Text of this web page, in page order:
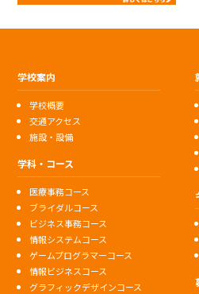
学校案内
学校概要
交通アクセス
施設・設備
学科・コース
医療事務コース
ブライダルコース
ビジネス事務コース
情報システムコース
ゲームプログラマーコース
情報ビジネスコース
グラフィックデザインコース